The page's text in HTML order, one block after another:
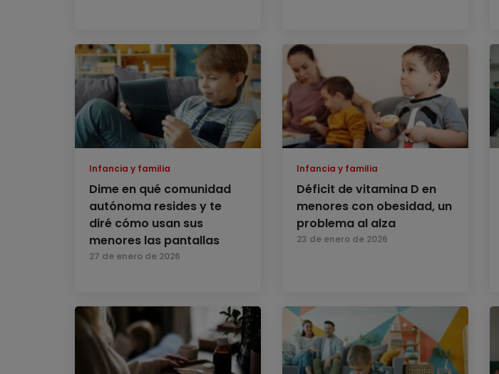
Infancia y familia
Dime en qué comunidad
autónoma resides y te
diré cómo usan sus
menores las pantallas
27 de enero de 2026
Infancia y familia
Déficit de vitamina D en
menores con obesidad, un
problema al alza
23 de enero de 2026